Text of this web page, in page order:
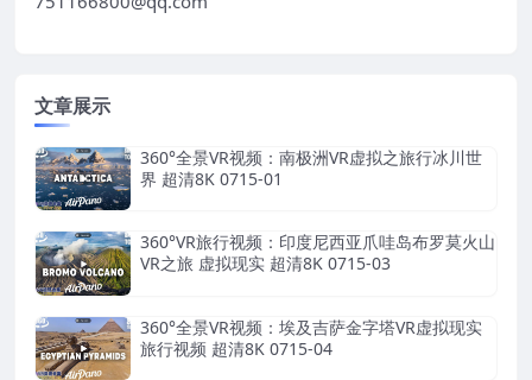
文章展示
360°全景VR视频：南极洲VR虚拟之旅行冰川世
界 超清8K 0715-01
360°VR旅行视频：印度尼西亚爪哇岛布罗莫火山
VR之旅 虚拟现实 超清8K 0715-03
360°全景VR视频：埃及吉萨金字塔VR虚拟现实
旅行视频 超清8K 0715-04